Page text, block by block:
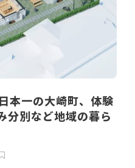
本一の大崎町、体験
分別など地域の暮ら